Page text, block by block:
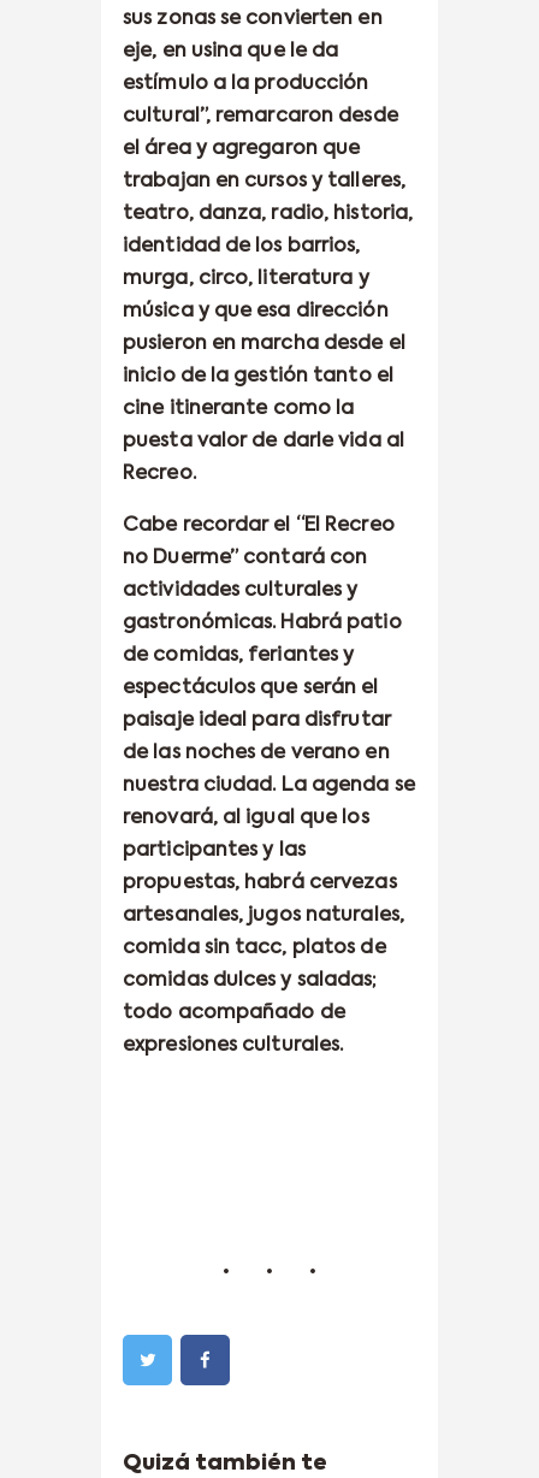
sus zonas se convierten en
eje, en usina que le da
estímulo a la producción
cultural”, remarcaron desde
el área y agregaron que
trabajan en cursos y talleres,
teatro, danza, radio, historia,
identidad de los barrios,
murga, circo, literatura y
música y que esa dirección
pusieron en marcha desde el
inicio de la gestión tanto el
cine itinerante como la
puesta valor de darle vida al
Recreo.
Cabe recordar el “El Recreo
no Duerme” contará con
actividades culturales y
gastronómicas. Habrá patio
de comidas, feriantes y
espectáculos que serán el
paisaje ideal para disfrutar
de las noches de verano en
nuestra ciudad. La agenda se
renovará, al igual que los
participantes y las
propuestas, habrá cervezas
artesanales, jugos naturales,
comida sin tacc, platos de
comidas dulces y saladas;
todo acompañado de
expresiones culturales.
Quizá también te